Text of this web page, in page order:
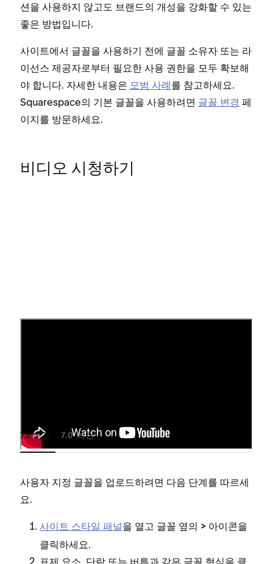
션을 사용하지 않고도 브랜드의 개성을 강화할 수 있는
좋은 방법입니다.
사이트에서 글꼴을 사용하기 전에 글꼴 소유자 또는 라
이선스 제공자로부터 필요한 사용 권한을 모두 확보해
야 합니다. 자세한 내용은 모범 사례를 참고하세요.
Squarespace의 기본 글꼴을 사용하려면 글꼴 변경 페
이지를 방문하세요.
비디오 시청하기
7.1 버전 7.0 버전
사용자 지정 글꼴을 업로드하려면 다음 단계를 따르세
요.
사이트 스타일 패널을 열고 글꼴 옆의 > 아이콘을
클릭하세요.
, 또는
과 같은 글꼴 형식을 클